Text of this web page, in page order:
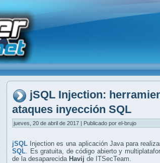
jSQL Injection:
ataques inyección SQL
jueves, 20 de abril de 2017 | Publicado por el-brujo
jSQL Injection es una aplicación Java para
SQL . Es gratuita, de código abierto y
de la desaparecida Havij de ITSecTeam.